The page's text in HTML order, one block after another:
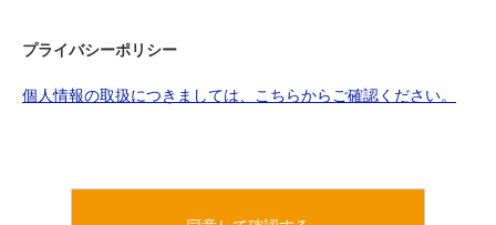
プライバシーポリシー
個人情報の取扱につきましては、こちらからご確認ください。